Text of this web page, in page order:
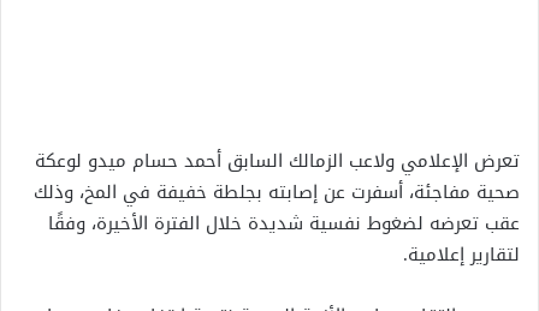
تعرض الإعلامي ولاعب الزمالك السابق أحمد حسام ميدو لوعكة
صحية مفاجئة، أسفرت عن إصابته بجلطة خفيفة في المخ، وذلك
عقب تعرضه لضغوط نفسية شديدة خلال الفترة الأخيرة، وفقًا
لتقارير إعلامية.